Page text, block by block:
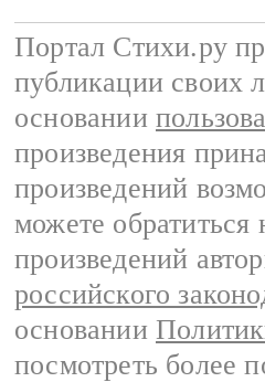
Портал Стихи.ру
публикации своих
основании
произведения
произведений
можете обратиться
произведений
российского
основании
посмотреть более